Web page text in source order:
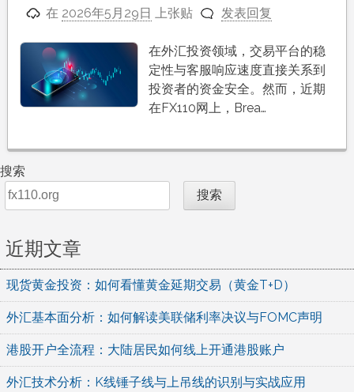
在 2026年5月29日 上张贴 发表回复
在外汇投资领域，交易平台的稳
定性与客服响应速度直接关系到
投资者的资金安全。然而，近期
在FX110网上，Brea…
搜索
搜索
近期文章
现货黄金投资：如何看懂黄金延期交易（黄金T+D）
外汇基本面分析：如何解读美联储利率决议与FOMC声明
港股开户全流程：大陆居民如何线上开通港股账户
外汇技术分析：K线锤子线与上吊线的识别与实战应用